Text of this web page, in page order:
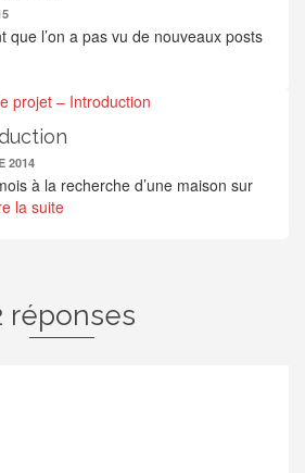
que l’on a pas vu de nouveaux posts
2014
à la recherche d’une maison sur
la suite
réponses